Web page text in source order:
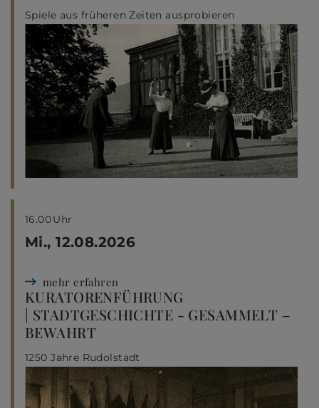
Spiele aus früheren Zeiten ausprobieren
16.00Uhr
Mi., 12.08.2026
mehr erfahren
KURATORENFÜHRUNG
| STADTGESCHICHTE - GESAMMELT –
BEWAHRT
1250 Jahre Rudolstadt